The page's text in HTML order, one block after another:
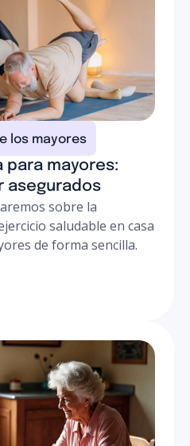
a actividades grupales
constante y segura. En
a domicilio pueden
clases grupales
los desplazamientos
su vida social muy activa.
los mayores
para mayores:
asegurados
sobre la
saludable en casa
de forma sencilla.